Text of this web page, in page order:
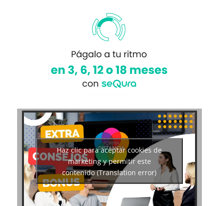
Haz clic para aceptar cookies de
marketing y permitir este
contenido (Translation error)